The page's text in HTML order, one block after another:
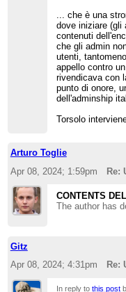
... che è una
dove iniziare (gli
contenuti
che gli admin
utenti,
appello contro
rivendicava con
punto di onore,
dell'adminship
Torsolo
Arturo Toglie
Apr 08, 2024; 1:59pm
Re:
CONTENTS
The author has
Gitz
Apr 08, 2024; 4:31pm
Re:
In reply tothis post